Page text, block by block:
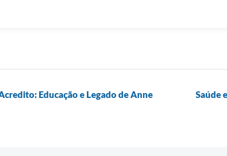
Educação e Legado de Anne
Saúde